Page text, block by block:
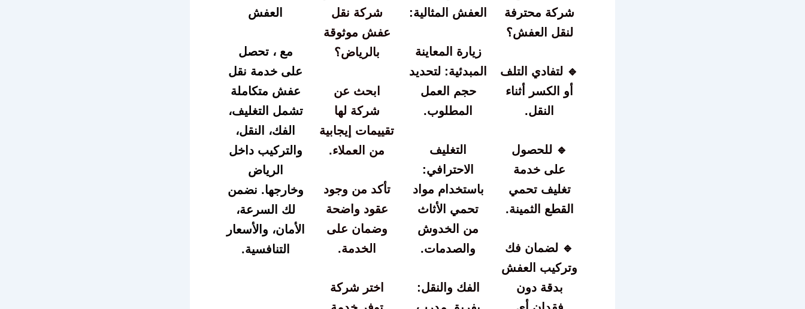
شركة محترفة
لنقل العفش؟
🔹 لتفادي التلف
أو الكسر أثناء
النقل.
🔹 للحصول
على خدمة
تغليف تحمي
القطع الثمينة.
🔹 لضمان فك
وتركيب العفش
بدقة دون
العفش المثالية:
زيارة المعاينة
المبدئية: لتحديد
حجم العمل
المطلوب.
التغليف
الاحترافي:
باستخدام مواد
تحمي الأثاث
من الخدوش
والصدمات.
الفك والنقل:
شركة نقل
عفش موثوقة
بالرياض؟
ابحث عن
شركة لها
تقييمات إيجابية
من العملاء.
تأكد من وجود
عقود واضحة
وضمان على
الخدمة.
اختر شركة
العفش
مع ، تحصل
على خدمة نقل
عفش متكاملة
تشمل التغليف،
الفك، النقل،
والتركيب داخل
الرياض
وخارجها. نضمن
لك السرعة،
الأمان، والأسعار
التنافسية.